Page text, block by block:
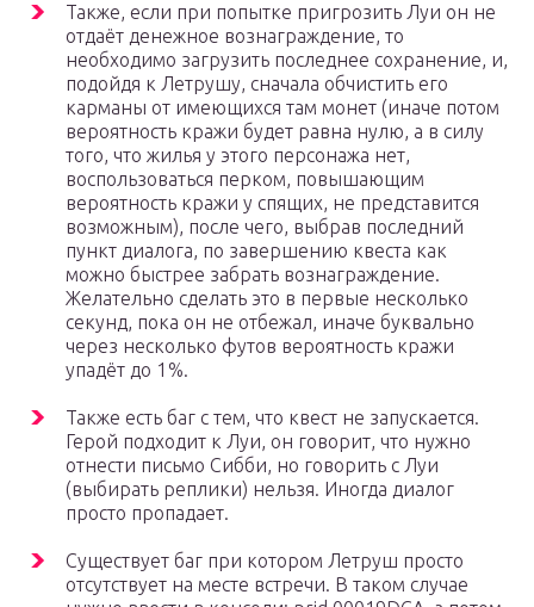
Также, если при попытке пригрозить Луи он не
отдаёт денежное вознаграждение, то
необходимо загрузить последнее сохранение, и,
подойдя к Летрушу, сначала обчистить его
карманы от имеющихся там монет (иначе потом
вероятность кражи будет равна нулю, а в силу
того, что жилья у этого персонажа нет,
воспользоваться перком, повышающим
вероятность кражи у спящих, не представится
возможным), после чего, выбрав последний
пункт диалога, по завершению квеста как
можно быстрее забрать вознаграждение.
Желательно сделать это в первые несколько
секунд, пока он не отбежал, иначе буквально
через несколько футов вероятность кражи
упадёт до 1 %.
Также есть баг с тем, что квест не запускается.
Герой подходит к Луи, он говорит, что нужно
отнести письмо Сибби, но говорить с Луи
(выбирать реплики) нельзя. Иногда диалог
просто пропадает.
Существует баг при котором Летруш просто
отсутствует на месте встречи. В таком случае